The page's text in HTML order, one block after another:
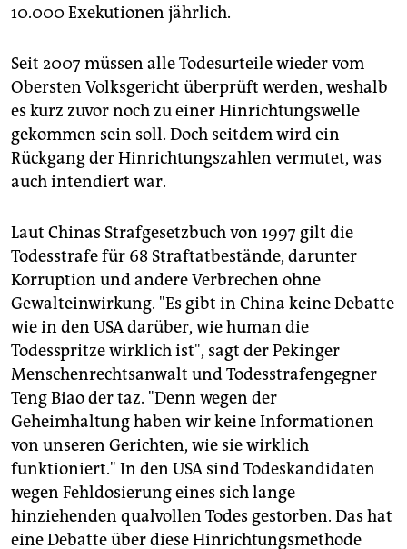
10.000 Exekutionen jährlich.
Seit 2007 müssen alle Todesurteile wieder vom
Obersten Volksgericht überprüft werden, weshalb
es kurz zuvor noch zu einer Hinrichtungswelle
gekommen sein soll. Doch seitdem wird ein
Rückgang der Hinrichtungszahlen vermutet, was
auch intendiert war.
Laut Chinas Strafgesetzbuch von 1997 gilt die
Todesstrafe für 68 Straftatbestände, darunter
Korruption und andere Verbrechen ohne
Gewalteinwirkung. "Es gibt in China keine Debatte
wie in den USA darüber, wie human die
Todesspritze wirklich ist", sagt der Pekinger
Menschenrechtsanwalt und Todesstrafengegner
Teng Biao der taz. "Denn wegen der
Geheimhaltung haben wir keine Informationen
von unseren Gerichten, wie sie wirklich
funktioniert." In den USA sind Todeskandidaten
wegen Fehldosierung eines sich lange
hinziehenden qualvollen Todes gestorben. Das hat
eine Debatte über diese Hinrichtungsmethode